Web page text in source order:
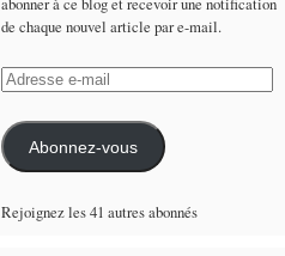
de chaque nouvel article par e-mail.
Adresse
e-
mail
Abonnez-vous
Rejoignez les 41 autres abonnés